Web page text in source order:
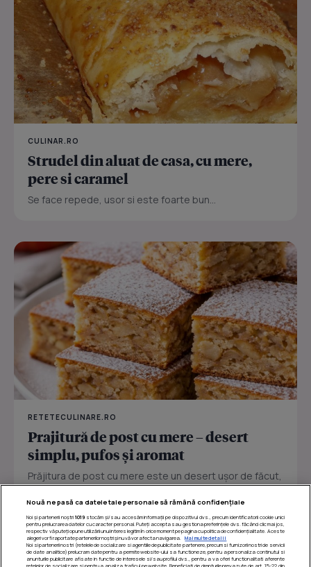
CULINAR.RO
Strudel din aluat de casa, cu mere,
pere si caramel
Se face repede, usor si este foarte bun...
RETETECULINARE.RO
Prajitură de post cu mere – desert
simplu, pufos și aromat
Prăjitura de post cu mere este un desert ușor de făcut,
sau...
Nouă ne pasă ca datele tale personale să rămână confidențiale
Noi și partenerii noștri 1019stocăm și/sau accesăm informații pe dispozitivul dvs., precum identificatorii cookie unici
pentru prelucrarea datelor cu caracter personal. Puteți accepta sau gestiona preferințele dvs. făcând clic mai jos,
respectiv vă puteți opune utilizării unui interes legitim în orice moment pe pagina cu politica de confidențialitate. Aceste
alegeri vor fi raportate partenerilor noștri și nu vă vor afecta navigarea.
Mai multe detalii
Noi si partenerii nostri (retelele de socializare si agentiile de publicitate partenere, precum si furnizorii nostri de servicii
de date analitice) prelucram date pentru a permite website-ului sa functioneze, pentru a personaliza continutul si
anunturile publicitare afisate in functie de interesele si/sau profilul dvs., pentru a va oferi functionalitati aferente
retelelor de socializare si pentru a analiza traficul pe website. Beneficiati de drepturile prevazute de art. 15-22 din